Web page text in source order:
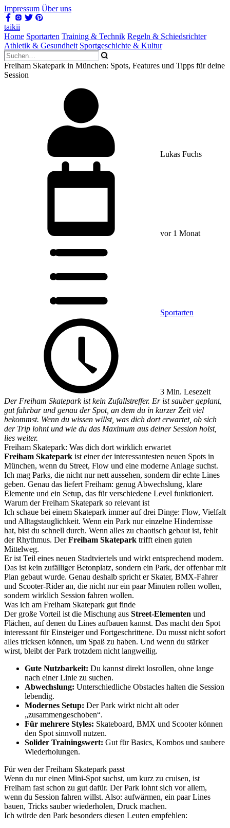
Impressum Über uns
taikii
Home Sportarten Training & Technik Regeln & Schiedsrichter
Athletik & Gesundheit Sportgeschichte & Kultur
Freiham Skatepark in München: Spots, Features und Tipps für deine
Session
Lukas Fuchs
vor 1 Monat
Sportarten
3 Min. Lesezeit
Der Freiham Skatepark ist kein Zufallstreffer. Er ist sauber geplant,
gut fahrbar und genau der Spot, an dem du in kurzer Zeit viel
bekommst. Wenn du wissen willst, was dich dort erwartet, ob sich
der Trip lohnt und wie du das Maximum aus deiner Session holst,
lies weiter.
Freiham Skatepark: Was dich dort wirklich erwartet
Freiham Skatepark ist einer der interessantesten neuen Spots in
München, wenn du Street, Flow und eine moderne Anlage suchst.
Ich mag Parks, die nicht nur nett aussehen, sondern dir echte Lines
geben. Genau das liefert Freiham: genug Abwechslung, klare
Elemente und ein Setup, das für verschiedene Level funktioniert.
Warum der Freiham Skatepark so relevant ist
Ich schaue bei einem Skatepark immer auf drei Dinge: Flow, Vielfalt
und Alltagstauglichkeit. Wenn ein Park nur einzelne Hindernisse
hat, bist du schnell durch. Wenn alles zu chaotisch gebaut ist, fehlt
der Rhythmus. DerFreiham Skatepark trifft einen guten
Mittelweg.
Er ist Teil eines neuen Stadtviertels und wirkt entsprechend modern.
Das ist kein zufälliger Betonplatz, sondern ein Park, der offenbar mit
Plan gebaut wurde. Genau deshalb spricht er Skater, BMX-Fahrer
und Scooter-Rider an, die nicht nur ein paar Minuten rollen wollen,
sondern wirklich Session fahren wollen.
Was ich am Freiham Skatepark gut finde
Der große Vorteil ist die Mischung aus Street-Elementen und
Flächen, auf denen du Lines aufbauen kannst. Das macht den Spot
interessant für Einsteiger und Fortgeschrittene. Du musst nicht sofort
alles tricksen können, um Spaß zu haben. Und wenn du stärker
wirst, bleibt der Park trotzdem nicht langweilig.
Gute Nutzbarkeit: Du kannst direkt losrollen, ohne lange
nach einer Linie zu suchen.
Abwechslung: Unterschiedliche Obstacles halten die Session
lebendig.
Modernes Setup: Der Park wirkt nicht alt oder
„zusammengeschoben“.
Für mehrere Styles: Skateboard, BMX und Scooter können
den Spot sinnvoll nutzen.
Solider Trainingswert: Gut für Basics, Kombos und saubere
Wiederholungen.
Für wen der Freiham Skatepark passt
Wenn du nur einen Mini-Spot suchst, um kurz zu cruisen, ist
Freiham fast schon zu gut dafür. Der Park lohnt sich vor allem,
wenn du Session fahren willst. Also: aufwärmen, ein paar Lines
bauen, Tricks sauber wiederholen, Druck machen.
Ich würde den Park besonders diesen Leuten empfehlen: